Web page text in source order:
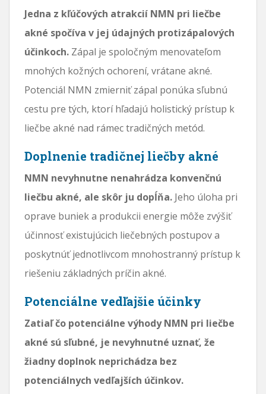
Jedna z kľúčových atrakcií NMN pri liečbe
akné spočíva v jej údajných protizápalových
účinkoch. Zápal je spoločným menovateľom
mnohých kožných ochorení, vrátane akné.
Potenciál NMN zmierniť zápal ponúka sľubnú
cestu pre tých, ktorí hľadajú holistický prístup k
liečbe akné nad rámec tradičných metód.
Doplnenie tradičnej liečby akné
NMN nevyhnutne nenahrádza konvenčnú
liečbu akné, ale skôr ju dopĺňa. Jeho úloha pri
oprave buniek a produkcii energie môže zvýšiť
účinnosť existujúcich liečebných postupov a
poskytnúť jednotlivcom mnohostranný prístup k
riešeniu základných príčin akné.
Potenciálne vedľajšie účinky
Zatiaľ čo potenciálne výhody NMN pri liečbe
akné sú sľubné, je nevyhnutné uznať, že
žiadny doplnok neprichádza bez
potenciálnych vedľajších účinkov.